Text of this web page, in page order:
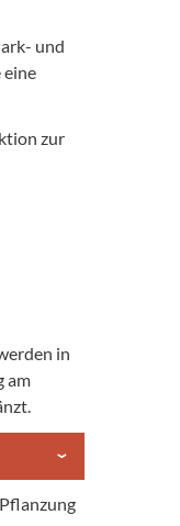
und
eine
zur
in
am